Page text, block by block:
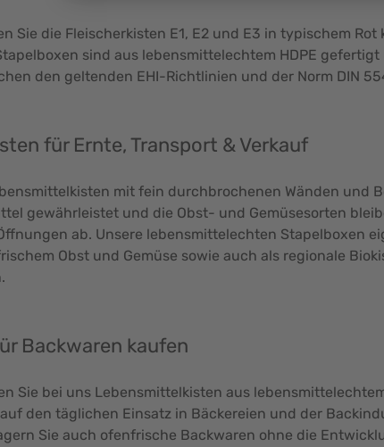
Sie die Fleischerkisten E1, E2 und E3 in typischem
sind aus lebensmittelechtem HDPE
den geltenden EHI-Richtlinien und der Norm DIN
für Ernte, Transport & Verkauf
mit fein durchbrochenen Wänden und
gewährleistet und die Obst- und Gemüsesorten
ab. Unsere lebensmittelechten Stapelboxen
Obst und Gemüse sowie auch als regionale
Backwaren kaufen
Sie bei uns Lebensmittelkisten aus
den täglichen Einsatz in Bäckereien und der
Sie auch ofenfrische Backwaren ohne die